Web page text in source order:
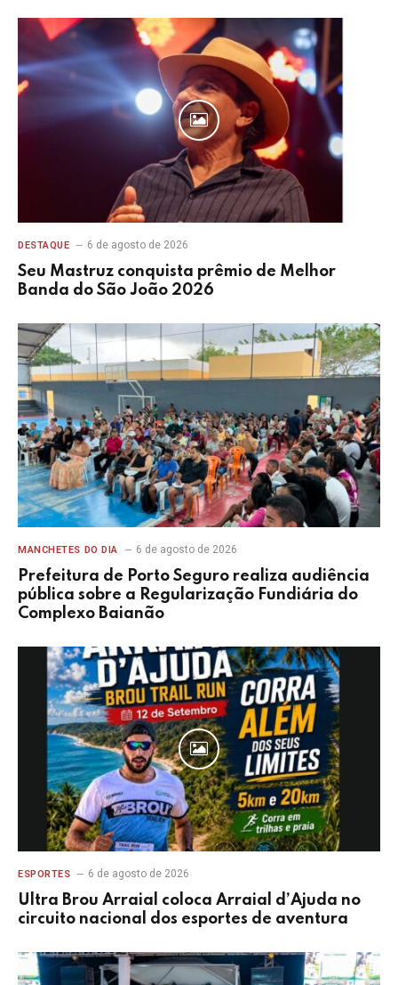
DESTAQUE 6 de agosto de 2026
Seu Mastruz conquista prêmio de Melhor
Banda do São João 2026
MANCHETES DO DIA 6 de agosto de 2026
Prefeitura de Porto Seguro realiza audiência
pública sobre a Regularização Fundiária do
Complexo Baianão
ESPORTES 6 de agosto de 2026
Ultra Brou Arraial coloca Arraial d’Ajuda no
circuito nacional dos esportes de aventura